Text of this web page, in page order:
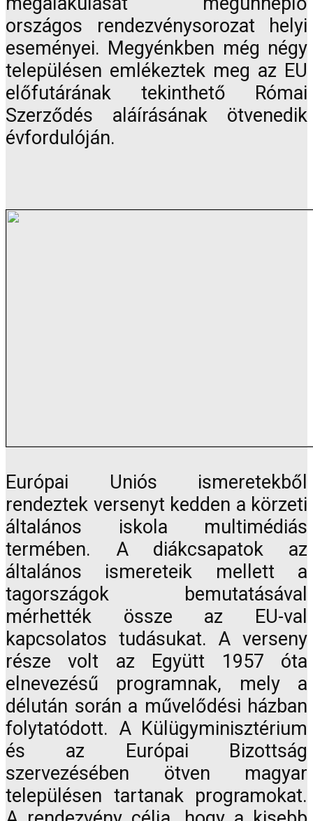
országos rendezvénysorozat helyi
eseményei. Megyénkben még négy
településen emlékeztek meg az EU
előfutárának tekinthető Római
Szerződés aláírásának ötvenedik
évfordulóján.
Európai Uniós ismeretekből
rendeztek versenyt kedden a körzeti
általános iskola multimédiás
termében. A diákcsapatok az
általános ismereteik mellett a
tagországok bemutatásával
mérhették össze az EU-val
kapcsolatos tudásukat. A verseny
része volt az Együtt 1957 óta
elnevezésű programnak, mely a
délután során a művelődési házban
folytatódott. A Külügyminisztérium
és az Európai Bizottság
szervezésében ötven magyar
településen tartanak programokat.